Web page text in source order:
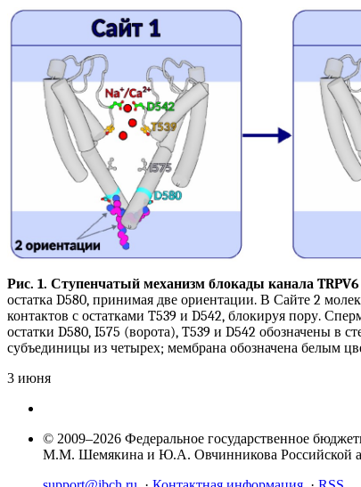
Рис. 1. Ступенчатый механизм блокады канала
остатка D580, принимая две ориентации. В Сайте 2
контактов с остатками T539 и D542, блокируя пору.
остатки D580, I575 (ворота), T539 и D542 обозначены в
субъединицы из четырех; мембрана обозначена белым
3 июня
© 2009–2026 Федеральное государственное
М.М. Шемякина и Ю.А. Овчинникова Российской